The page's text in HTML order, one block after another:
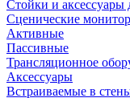
Стойки и аксессуары
Сценические
Активные
Пассивные
Трансляционное
Аксессуары
Встраиваемые в